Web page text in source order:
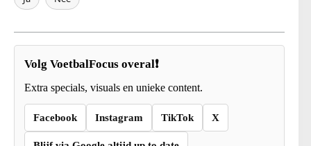
Volg VoetbalFocus overal❗
Extra specials, visuals en unieke content.
Facebook Instagram TikTok X